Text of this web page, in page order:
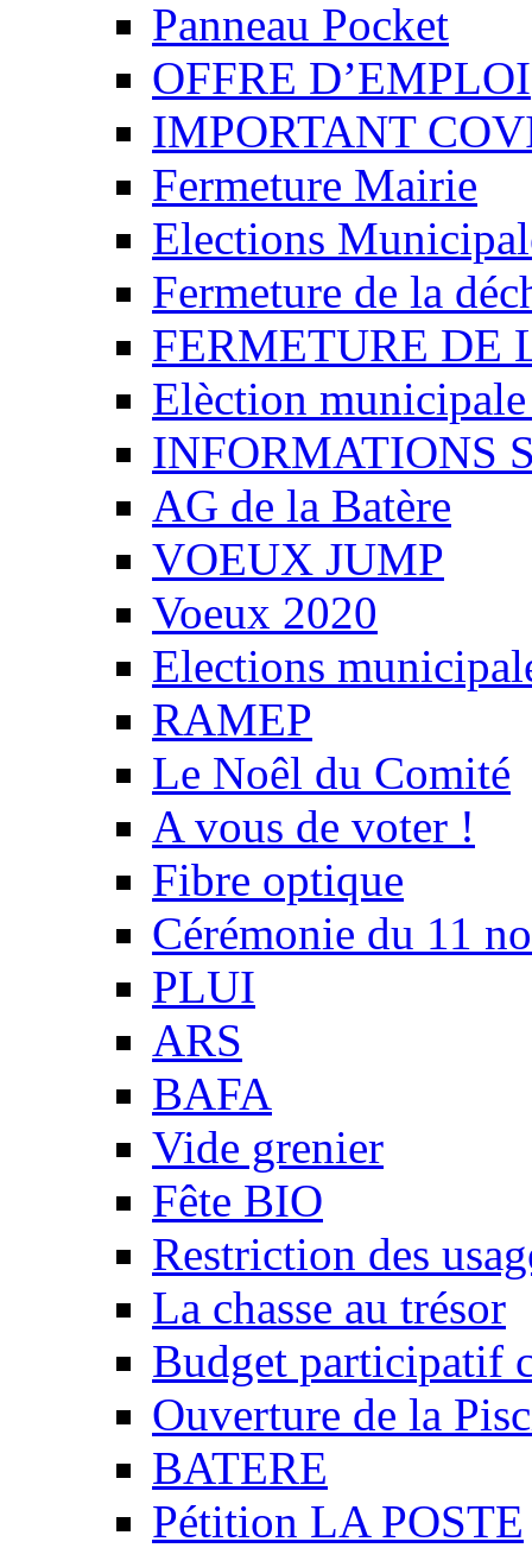
Panneau Pocket
OFFRE D’EMPLOI
IMPORTANT
Fermeture Mairie
Elections
Fermeture de la
FERMETURE DE
Elèction
INFORMATIONS
AG de la Batère
VOEUX JUMP
Voeux 2020
Elections
RAMEP
Le Noêl du Comité
A vous de voter !
Fibre optique
Cérémonie du 11
PLUI
ARS
BAFA
Vide grenier
Fête BIO
Restriction des
La chasse au trésor
Budget participatif
Ouverture de la
BATERE
Pétition LA POSTE